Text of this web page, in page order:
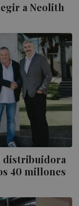
a Neolith
distribuidora
40 millones